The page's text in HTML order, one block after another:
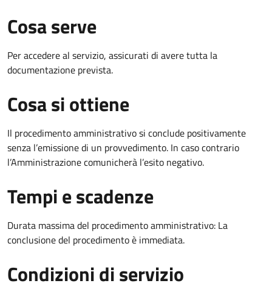
Cosa serve
Per accedere al servizio, assicurati di avere tutta la
documentazione prevista.
Cosa si ottiene
Il procedimento amministrativo si conclude positivamente
senza l’emissione di un provvedimento. In caso contrario
l’Amministrazione comunicherà l’esito negativo.
Tempi e scadenze
Durata massima del procedimento amministrativo: La
conclusione del procedimento è immediata.
Condizioni di servizio